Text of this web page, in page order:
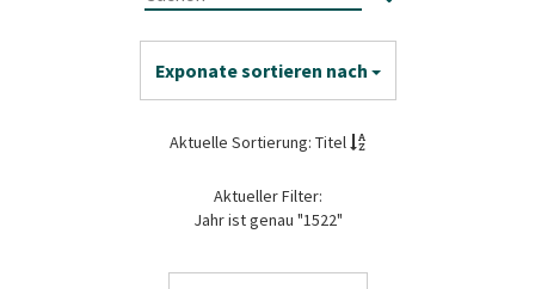
Exponate sortieren nach
Aktuelle Sortierung: Titel
Aktueller Filter:
Jahr ist genau "1522"